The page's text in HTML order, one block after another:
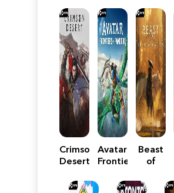
Crimson
Desert
Avatar:
Frontiers
Pandora
Beast
of